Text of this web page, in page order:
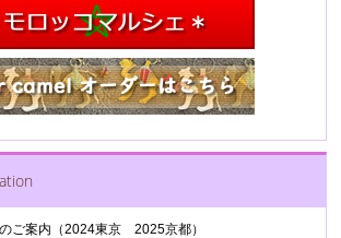
ご案内（2024東京 2025京都）